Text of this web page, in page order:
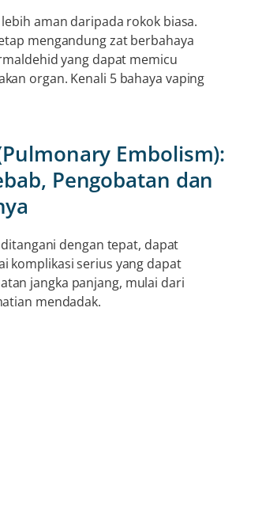
aman daripada rokok biasa.
mengandung zat berbahaya
yang dapat memicu
organ. Kenali 5 bahaya vaping
Embolism):
Pengobatan dan
dengan tepat, dapat
komplikasi serius yang dapat
jangka panjang, mulai dari
mendadak.